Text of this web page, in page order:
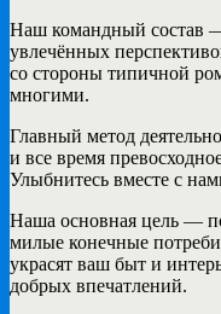
Наш командный состав
увлечённых
со стороны типичной
многими.
Главный метод
и все время
Улыбнитесь вместе с
Наша основная цель —
милые конечные
украсят ваш быт и
добрых впечатлений.